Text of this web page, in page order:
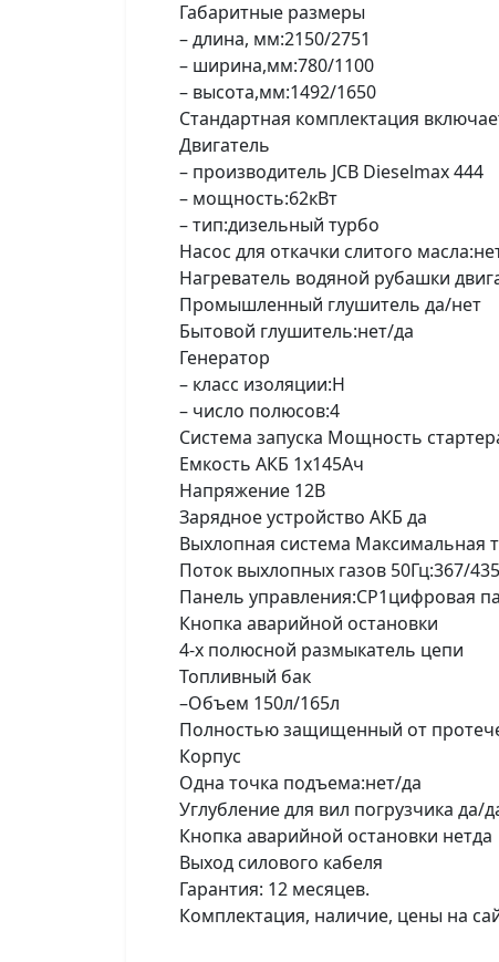
Габаритные размеры
– длина, мм:2150/2751
– ширина,мм:780/1100
– высота,мм:1492/1650
Стандартная комплектация
Двигатель
– производитель JCB Dieselmax 444
– мощность:62кВт
– тип:дизельный турбо
Насос для откачки слитого
Нагреватель водяной рубашки
Промышленный глушитель да/нет
Бытовой глушитель:нет/да
Генератор
– класс изоляции:Н
– число полюсов:4
Система запуска Мощность
Емкость АКБ 1х145Ач
Напряжение 12В
Зарядное устройство АКБ да
Выхлопная система Максимальная
Поток выхлопных газов 50Гц:367/
Панель управления:CP1цифровая
Кнопка аварийной остановки
4-х полюсной размыкатель цепи
Топливный бак
–Объем 150л/165л
Полностью защищенный от
Корпус
Одна точка подъема:нет/да
Углубление для вил погрузчика да/
Кнопка аварийной остановки нетда
Выход силового кабеля
Гарантия: 12 месяцев.
Комплектация, наличие, цены на